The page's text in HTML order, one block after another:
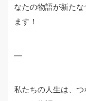
なたの物語が新た
ます！
—
私たちの人生は、